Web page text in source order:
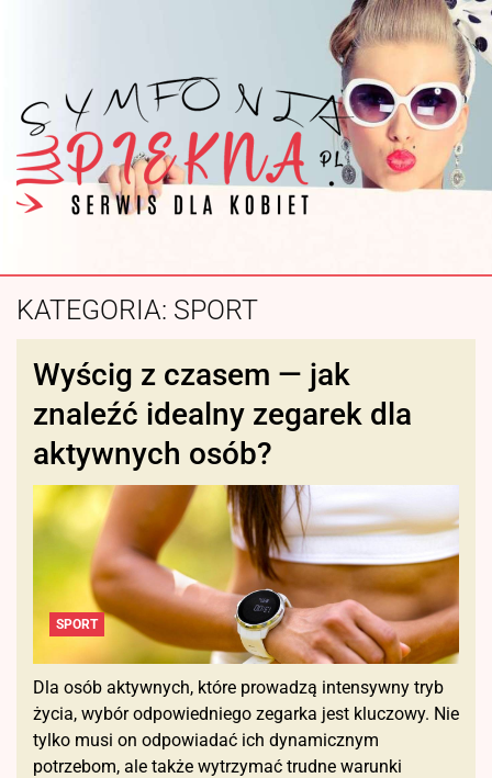
KATEGORIA: SPORT
Wyścig z czasem — jak
znaleźć idealny zegarek dla
aktywnych osób?
SPORT
Dla osób aktywnych, które prowadzą intensywny tryb
życia, wybór odpowiedniego zegarka jest kluczowy. Nie
tylko musi on odpowiadać ich dynamicznym
potrzebom, ale także wytrzymać trudne warunki